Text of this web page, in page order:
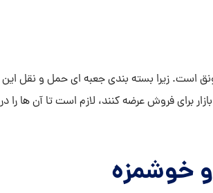
است. زیرا بسته بندی جعبه ای حمل و نقل
برای فروش عرضه کنند، لازم است تا آن ها
خوشمزه